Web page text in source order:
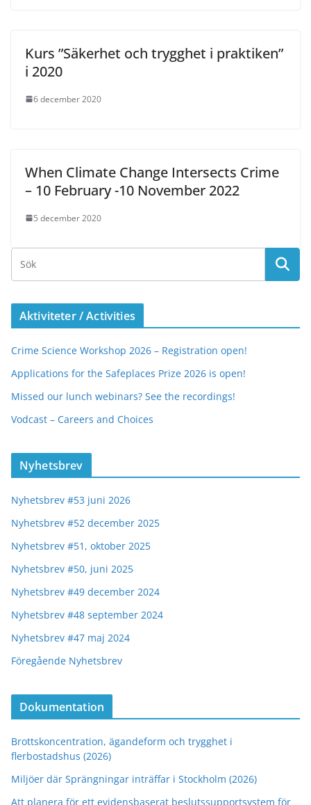
Kurs ”Säkerhet och trygghet i praktiken”
i 2020
6 december 2020
When Climate Change Intersects Crime
– 10 February -10 November 2022
5 december 2020
Aktiviteter / Activities
Crime Science Workshop 2026 – Registration open!
Applications for the Safeplaces Prize 2026 is open!
Missed our lunch webinars? See the recordings!
Vodcast – Careers and Choices
Nyhetsbrev
Nyhetsbrev #53 juni 2026
Nyhetsbrev #52 december 2025
Nyhetsbrev #51, oktober 2025
Nyhetsbrev #50, juni 2025
Nyhetsbrev #49 december 2024
Nyhetsbrev #48 september 2024
Nyhetsbrev #47 maj 2024
Föregående Nyhetsbrev
Dokumentation
Brottskoncentration, ägandeform och trygghet i
flerbostadshus (2026)
Miljöer där Sprängningar inträffar i Stockholm (2026)
Att planera för ett evidensbaserat beslutssupportsystem för